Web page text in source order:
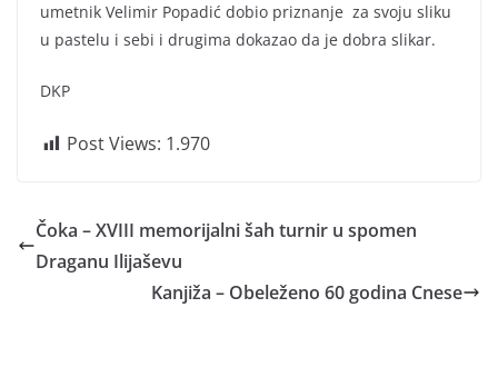
umetnik Velimir Popadić dobio priznanje za svoju sliku
u pastelu i sebi i drugima dokazao da je dobra slikar.
DKP
Post Views: 1.970
Čoka – XVIII memorijalni šah turnir u spomen
Draganu Ilijaševu
Kanjiža – Obeleženo 60 godina Cnese